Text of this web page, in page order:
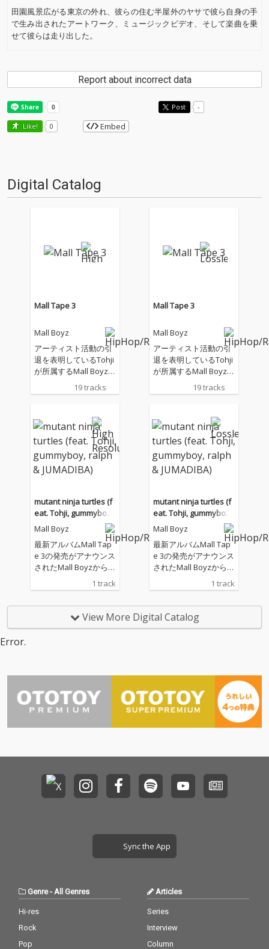
田園風景広がる東京の外れ、彼らの住む半屋外のヤサで彼ら自身の手
で生み出されたアートワーク、ミュージックビデオ、そして楽曲を乗
せて彼らは走り出した。
Report about incorrect data
Post -
Like! 0 Embed
Digital Catalog
Mall Tape 3
Mall Boyz
アーティスト活動の引
退を表明しているTohji
が所属するMall Boyzが
「Mall Tape 3」をリリ
ース
19 tracks
Mall Tape 3
Mall Boyz
アーティスト活動の引
退を表明しているTohji
が所属するMall Boyzが
「Mall Tape 3」をリリ
ース
19 tracks
mutant ninja turtles (f
eat. Tohji, gummyboy,
ralph & JUMADIBA)
Mall Boyz
最新アルバムMall Tap
e 3の発売がアナウンス
されたMall Boyzから盟
友ながら初の共演とな
るralphとJUMADIBAを
1 track
mutant ninja turtles (f
eat. Tohji, gummyboy,
ralph & JUMADIBA)
Mall Boyz
最新アルバムMall Tap
e 3の発売がアナウンス
されたMall Boyzから盟
友ながら初の共演とな
るralphとJUMADIBAを
1 track
View More Digital Catalog
Error.
Sync the App
Genre- All Genres
Hi-res
Rock
Pop
Articles
Series
Interview
Column